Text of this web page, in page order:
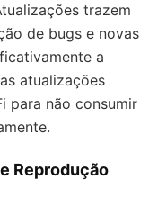
trazem
de bugs e novas
a
atualizações
para não consumir
Reprodução